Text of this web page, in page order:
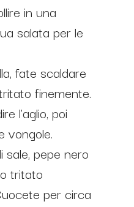
in una
salata per le
fate scaldare
tritato finemente.
l’aglio, poi
vongole.
sale, pepe nero
tritato
per circa